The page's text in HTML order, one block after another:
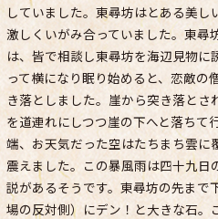
していました。東尋坊はとある美
激しくいがみ合っていました。東尋
は、皆で相談し東尋坊を海辺見物
って横になり眠り始めると、恋敵の
き落としました。崖から突き落と
を道連れにしつつ崖の下へと落ちて
端、お天気だった空はたちまち雲に
震えました。この暴風雨は四十九
説があるそうです。東尋坊の先まで
場の反対側）にデン！と大きな石